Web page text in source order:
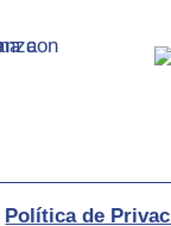
Política de